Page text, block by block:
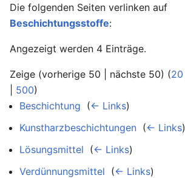
Die folgenden Seiten verlinken auf
Beschichtungsstoffe:
Angezeigt werden 4 Einträge.
Zeige (vorherige 50 nächste 50) (20
500)
Beschichtung (← Links)
Kunstharzbeschichtungen (← Links)
Lösungsmittel (← Links)
Verdünnungsmittel (← Links)